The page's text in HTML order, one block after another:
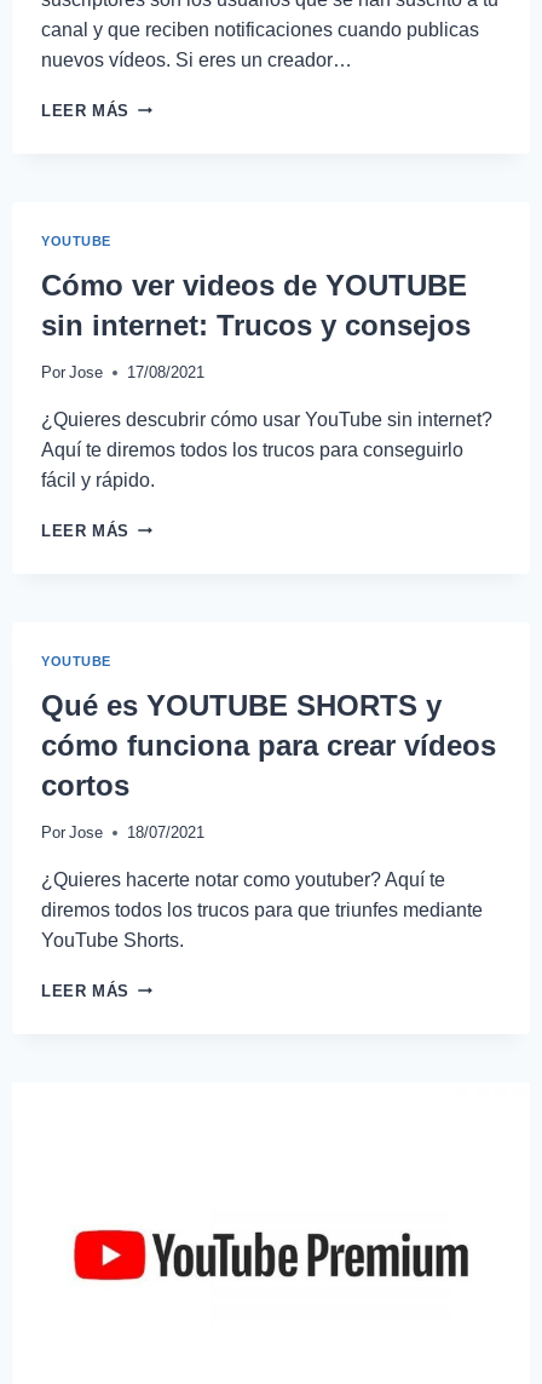
canal y que reciben notificaciones cuando publicas
nuevos vídeos. Si eres un creador…
LEER MÁS
YOUTUBE
Cómo ver videos de YOUTUBE
sin internet: Trucos y consejos
Por Jose 17/08/2021
¿Quieres descubrir cómo usar YouTube sin internet?
Aquí te diremos todos los trucos para conseguirlo
fácil y rápido.
LEER MÁS
YOUTUBE
Qué es YOUTUBE SHORTS y
cómo funciona para crear vídeos
cortos
Por Jose 18/07/2021
¿Quieres hacerte notar como youtuber? Aquí te
diremos todos los trucos para que triunfes mediante
YouTube Shorts.
LEER MÁS